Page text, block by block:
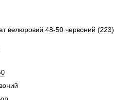
велюровий 48-50 червоний (223)